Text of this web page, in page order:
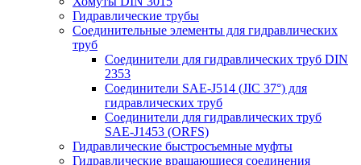
Гидравлические трубы
Соединительные элементы для гидравлических
труб
Соединители для гидравлических труб DIN
2353
Соединители SAE-J514 (JIC 37°) для
гидравлических труб
Соединители для гидравлических труб
SAE-J1453 (ORFS)
Гидравлические быстросъемные муфты
Гидравлические вращающиеся соединения